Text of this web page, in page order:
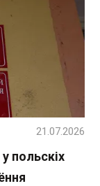
польскіх
21.07.2026